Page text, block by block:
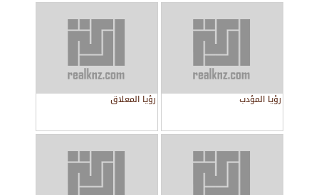
رؤيا المؤدب رؤيا المعلاق